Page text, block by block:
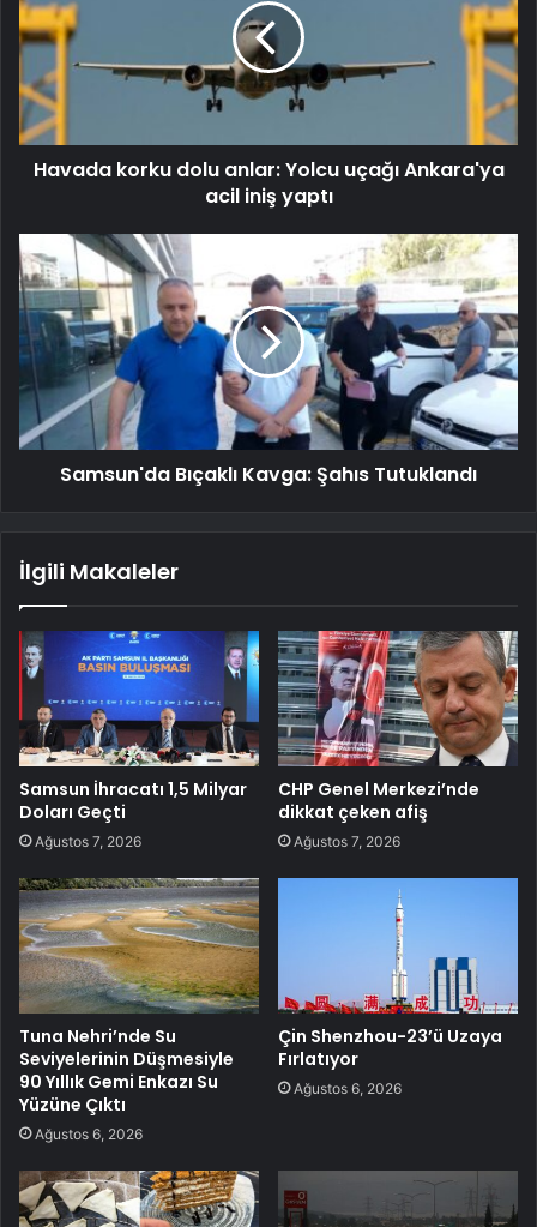
Havada korku dolu anlar: Yolcu uçağı Ankara'ya
acil iniş yaptı
Samsun'da Bıçaklı Kavga: Şahıs Tutuklandı
İlgili Makaleler
Samsun İhracatı 1,5 Milyar
Doları Geçti
Ağustos 7, 2026
CHP Genel Merkezi’nde
dikkat çeken afiş
Ağustos 7, 2026
Tuna Nehri’nde Su
Seviyelerinin Düşmesiyle
90 Yıllık Gemi Enkazı Su
Yüzüne Çıktı
Ağustos 6, 2026
Çin Shenzhou-23’ü Uzaya
Fırlatıyor
Ağustos 6, 2026